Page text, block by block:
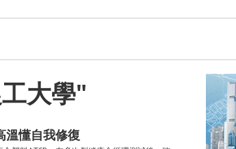
大學"
溫懂自我修復